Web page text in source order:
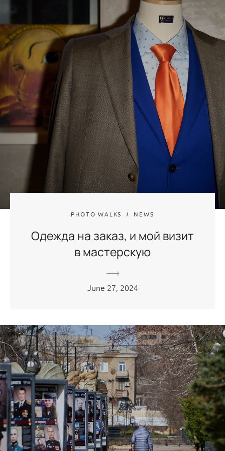
PHOTO WALKS NEWS
Одежда на заказ, и мой визит
в мастерскую
June 27, 2024